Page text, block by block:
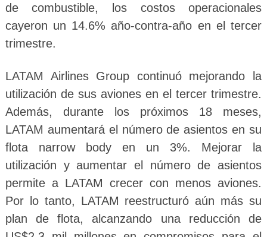
de combustible, los costos operacionales
cayeron un 14.6% año-contra-año en el tercer
trimestre.
LATAM Airlines Group continuó mejorando la
utilización de sus aviones en el tercer trimestre.
Además, durante los próximos 18 meses,
LATAM aumentará el número de asientos en su
flota narrow body en un 3%. Mejorar la
utilización y aumentar el número de asientos
permite a LATAM crecer con menos aviones.
Por lo tanto, LATAM reestructuró aún más su
plan de flota, alcanzando una reducción de